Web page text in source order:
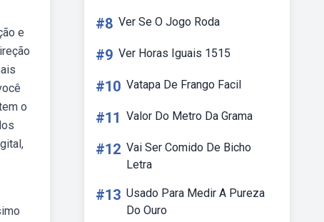
e
o
#8 Ver Se O Jogo Roda
#9 Ver Horas Iguais 1515
#10 Vatapa De Frango Facil
#11 Valor Do Metro Da Grama
#12 Vai Ser Comido De Bicho
Letra
#13 Usado Para Medir A Pureza
Do Ouro